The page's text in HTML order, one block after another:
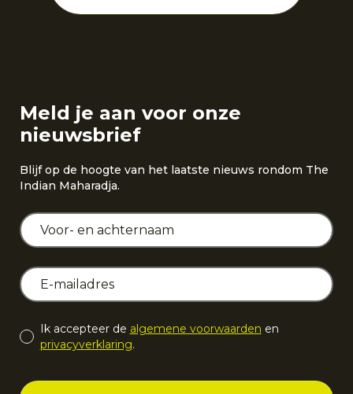
Meld je aan voor onze
nieuwsbrief
Blijf op de hoogte van het laatste nieuws rondom The
Indian Maharadja.
Ik accepteer de algemene voorwaarden en
privacyverklaring.